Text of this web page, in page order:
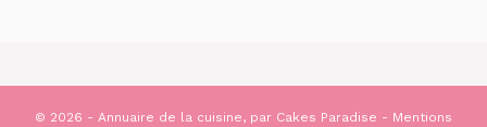
© 2026 - Annuaire de la cuisine, par Cakes Paradise - Mentions